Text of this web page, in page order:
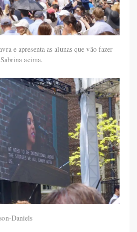
e apresenta as alunas que vão fazer
acima.
Daniels